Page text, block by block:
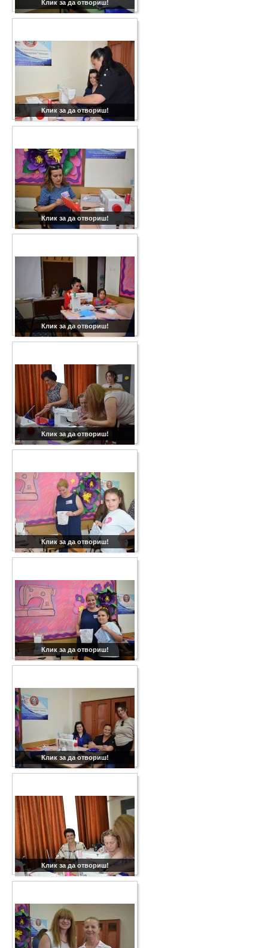
Клик за да отвориш!
Клик за да отвориш!
Клик за да отвориш!
Клик за да отвориш!
Клик за да отвориш!
Клик за да отвориш!
Клик за да отвориш!
Клик за да отвориш!
Клик за да отвориш!